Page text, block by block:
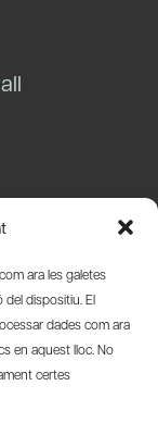
ara les galetes
del dispositiu. El
dades com ara
en aquest lloc. No
certes